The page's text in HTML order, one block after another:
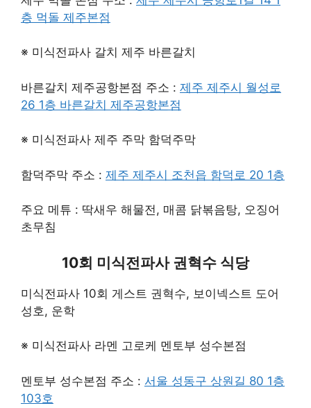
층 먹돌 제주본점
※ 미식전파사 갈치 제주 바른갈치
바른갈치 제주공항본점 주소 : 제주 제주시 월성로
26 1층 바른갈치 제주공항본점
※ 미식전파사 제주 주막 함덕주막
함덕주막 주소 : 제주 제주시 조천읍 함덕로 20 1층
주요 메튜 : 딱새우 해물전, 매콤 닭볶음탕, 오징어
초무침
10회 미식전파사 권혁수 식당
미식전파사 10회 게스트 권혁수, 보이넥스트 도어
성호, 운학
※ 미식전파사 라멘 고로케 멘토부 성수본점
멘토부 성수본점 주소 : 서울 성동구 상원길 80 1층
103호